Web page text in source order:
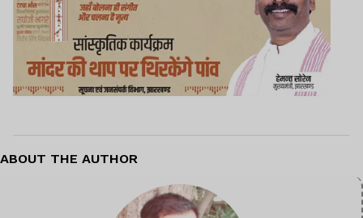
ABOUT THE AUTHOR